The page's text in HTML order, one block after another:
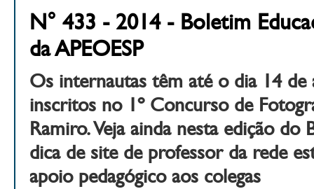
N° 433 - 2014 - Boletim
da APEOESP
Os internautas têm até o dia 14
inscritos no 1º Concurso de
Ramiro. Veja ainda nesta edição do
dica de site de professor da rede
apoio pedagógico aos colegas